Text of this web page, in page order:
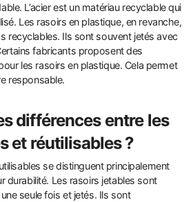
L’acier est un matériau recyclable qui
Les rasoirs en plastique, en revanche,
recyclables. Ils sont souvent jetés avec
fabricants proposent des
les rasoirs en plastique. Cela permet
responsable.
différences entre les
et réutilisables ?
se distinguent principalement
durabilité. Les rasoirs jetables sont
seule fois et jetés. Ils sont